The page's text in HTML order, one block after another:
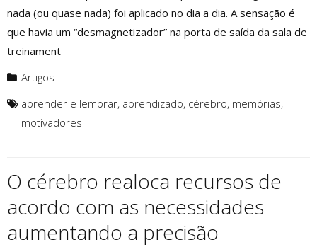
nada (ou quase nada) foi aplicado no dia a dia. A sensação é
que havia um “desmagnetizador” na porta de saída da sala de
treinament
Artigos
aprender e lembrar, aprendizado, cérebro, memórias,
motivadores
O cérebro realoca recursos de
acordo com as necessidades
aumentando a precisão